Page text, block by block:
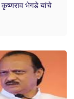
कृष्णराव भेगडे यांचे